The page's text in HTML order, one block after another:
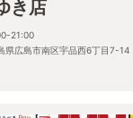
き店
21:00
県広島市南区宇品西6丁目7-14